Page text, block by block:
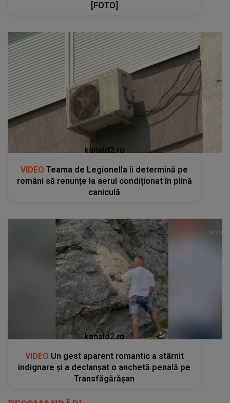
[FOTO]
kanald2.ro
VIDEO Teama de Legionella îi determină pe
români să renunțe la aerul condiționat în plină
caniculă
kanald2.ro
VIDEO Un gest aparent romantic a stârnit
indignare și a declanșat o anchetă penală pe
Transfăgărășan